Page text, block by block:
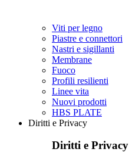
Viti per legno
Piastre e connettori
Nastri e sigillanti
Membrane
Fuoco
Profili resilienti
Linee vita
Nuovi prodotti
HBS PLATE
Diritti e Privacy
Diritti e Privacy